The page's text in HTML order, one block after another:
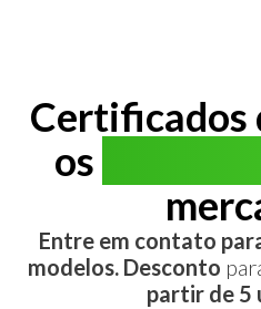
Certificados
os
Entre em contato
modelos. Desconto
partir de 5